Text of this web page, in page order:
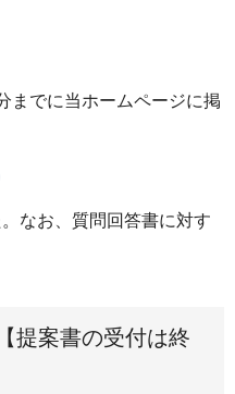
までに当ホームページに掲
なお、質問回答書に対す
提案書の受付は終